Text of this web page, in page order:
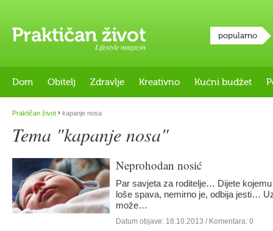
Lifestyle magazin
popularno
Dom Obitelj Zdravlje Kreativno Kućni budžet
Praktičan život › kapanje nosa
Tema "kapanje nosa"
Neprohodan nosić
Par savjeta za roditelje… Dijete
loše spava, nemirno je, odbija jesti…
može…
Datum objave: 18.10.2013 / Komentara: 0